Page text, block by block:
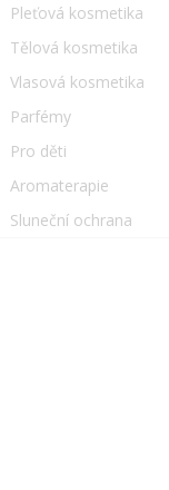
Pleťová kosmetika
Tělová kosmetika
Vlasová kosmetika
Parfémy
Pro děti
Aromaterapie
Sluneční ochrana